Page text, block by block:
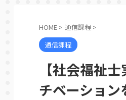
HOME > 通信課程 >
通信課程
【社会福祉
チベーション